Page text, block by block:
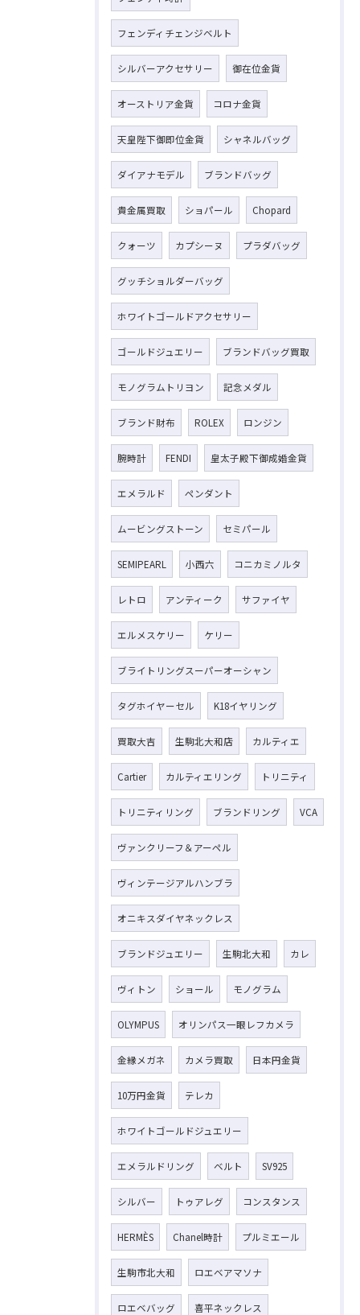
フェンディチェンジベルト
シルバーアクセサリー 御在位金貨
オーストリア金貨 コロナ金貨
天皇陛下御即位金貨 シャネルバッグ
ダイアナモデル ブランドバッグ
貴金属買取 ショパール Chopard
クォーツ カプシーヌ プラダバッグ
グッチショルダーバッグ
ホワイトゴールドアクセサリー
ゴールドジュエリー ブランドバッグ買取
モノグラムトリヨン 記念メダル
ブランド財布 ROLEX ロンジン
腕時計 FENDI 皇太子殿下御成婚金貨
エメラルド ペンダント
ムービングストーン セミパール
SEMIPEARL 小西六 コニカミノルタ
レトロ アンティーク サファイヤ
エルメスケリー ケリー
ブライトリングスーパーオーシャン
タグホイヤーセル K18イヤリング
買取大吉 生駒北大和店 カルティエ
Cartier カルティエリング トリニティ
トリニティリング ブランドリング VCA
ヴァンクリーフ＆アーペル
ヴィンテージアルハンブラ
オニキスダイヤネックレス
ブランドジュエリー 生駒北大和 カレ
ヴィトン ショール モノグラム
OLYMPUS オリンパス一眼レフカメラ
金縁メガネ カメラ買取 日本円金貨
10万円金貨 テレカ
ホワイトゴールドジュエリー
エメラルドリング ベルト SV925
シルバー トゥアレグ コンスタンス
HERMÈS Chanel時計 プルミエール
生駒市北大和 ロエベアマソナ
ロエベバッグ 喜平ネックレス